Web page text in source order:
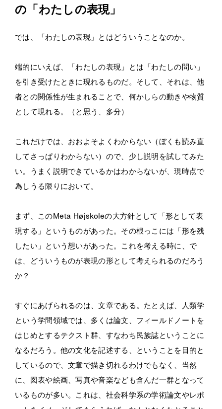
の「わたしの表現」
では、「わたしの表現」とはどういうことなのか。
端的にいえば、「わたしの表現」とは「わたしの問い」
を引き受けたときに現れるものだ。そして、それは、他
者との関係性が生まれることで、何かしらの動きや物質
として現れる。（と思う、多分）
これだけでは、おおよそよくわからない（ぼくも読み直
してさっぱりわからない）ので、少し説明を試してみた
い。うまく説明できているかはわからないが、現時点で
為しうる限りにおいて。
まず、このMeta Højskoleの大方針として「形として表
現する」というものがあった。その根っこには「形を残
したい」という想いがあった。これを考える時に、で
は、どういうものが表現の形として考えられるのだろう
か？
すぐにあげられるのは、文章である。たとえば、人類学
という学問領域では、多くは論文、フィールドノートを
はじめとするテクスト群、すなわち民族誌ということに
なるだろう。他の文化を記述する、ということを目的と
しているので、文章で描き切れるわけでもなく、当然
に、図表や絵画、写真や音楽なども含んだ一群となって
いるものが多い。これは、社会科学系の学術論文やレポ